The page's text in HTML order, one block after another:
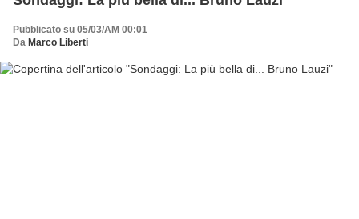
Pubblicato su 05/03/AM 00:01
Da Marco Liberti